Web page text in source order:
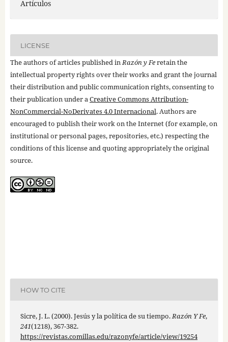
Artículos
LICENSE
The authors of articles published inRazón y Feretain the
intellectual property rights over their works and grant the journal
their distribution and public communication rights, consenting to
their publication under aCreative Commons Attribution-
NonCommercial-NoDerivates 4.0 Internacional. Authors are
encouraged to publish their work on the Internet (for example, on
institutional or personal pages, repositories, etc.) respecting the
conditions of this license and quoting appropriately the original
source.
HOW TO CITE
Sicre, J. L. (2000). Jesús y la política de su tiempo.Razón Y Fe,
241(1218), 367-382.
https://revistas.comillas.edu/razonyfe/article/view/19254